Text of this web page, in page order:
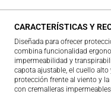
CARACTERÍSTICAS Y
Diseñada para ofrecer
combina funcionalidad
impermeabilidad y
capota ajustable, el cuello
protección frente al viento y
con cremalleras